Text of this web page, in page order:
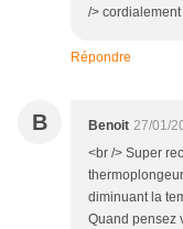
/>
Répondre
B Benoit 27/01/
<br /> Super
diminuant la
Quand pensez